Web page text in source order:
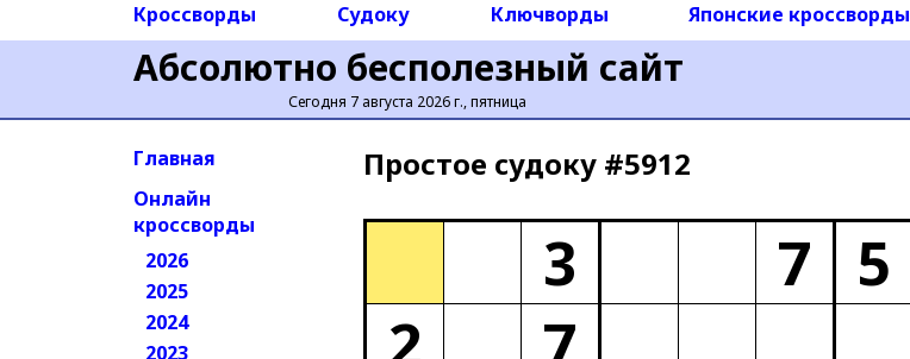
Абсолютно бесполезный сайт
Сегодня 7 августа 2026 г., пятница
Кроссворды Судоку Ключворды Японские кроссворды
Главная
Онлайн
кроссворды
2026
2025
2024
2023
Простое cудоку #5912
3 7 5